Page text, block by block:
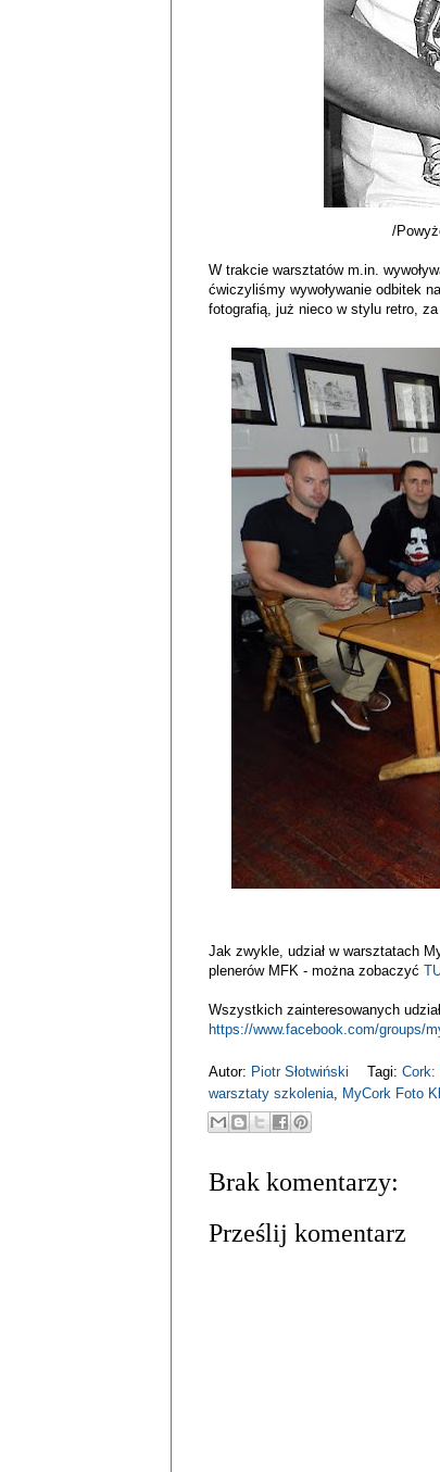
/
W trakcie warsztatów m.in.
ćwiczyliśmy wywoływanie odbitek
fotografią, już nieco w stylu retro,
Jak zwykle, udział w warsztatach
plenerów MFK - można zobaczyć
Wszystkich zainteresowanych
https://www.facebook.com/groups/
Autor: Piotr Słotwiński Tagi: Cork:
warsztaty szkolenia
MyCork Foto
Brak komentarzy:
Prześlij komentarz